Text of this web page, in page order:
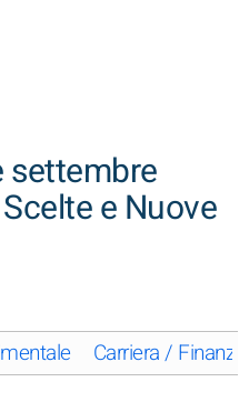
settembre
e Nuove
Carriera / Finanze